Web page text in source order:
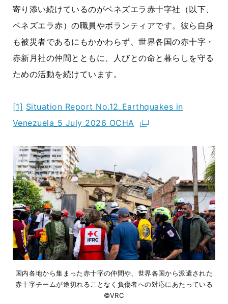
寄り添い続けているのがベネズエラ赤十字社（以下、
ベネズエラ赤）の職員やボランティアです。彼ら自身
も被災者であるにもかかわらず、世界各国の赤十字・
赤新月社の仲間とともに、人びとの命と暮らしを守る
ための活動を続けています。
[1] Situation Report No.12_Earthquakes in
Venezuela_5 July 2026 OCHA
国内各地から集まった赤十字の仲間や、世界各国から派遣された
赤十字チームが途切れることなく負傷者への対応にあたっている
©VRC